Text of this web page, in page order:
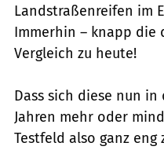
Landstraßenreifen im
Immerhin – knapp die
Vergleich zu heute!
Dass sich diese nun
Jahren mehr oder
Testfeld also ganz eng